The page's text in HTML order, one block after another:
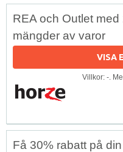
REA och Outlet
mängder av varor
VISA
Villkor: -.
Få 30% rabatt på